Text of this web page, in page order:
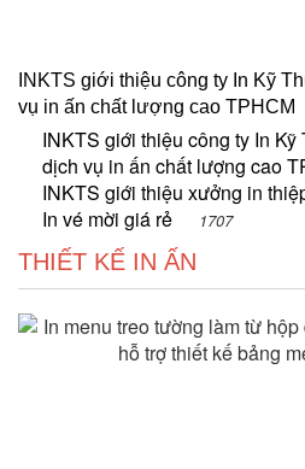
INKTS giới thiệu công ty In Kỹ
vụ in ấn chất lượng cao TPHCM
INKTS giới thiệu công ty In
dịch vụ in ấn chất lượng cao
INKTS giới thiệu xưởng in
In vé mời giá rẻ
1707
THIẾT KẾ IN ẤN